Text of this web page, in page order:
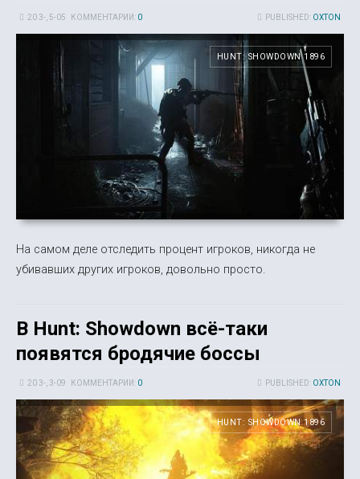
PUBLISHED: OXTON
20 3-, 5-05 КОММЕНТАРИИ: 0
HUNT: SHOWDOWN 1896
На самом деле отследить процент игроков, никогда не
убивавших других игроков, довольно просто.
В Hunt: Showdown всё-таки
появятся бродячие боссы
PUBLISHED: OXTON
20 3-, 3-09 КОММЕНТАРИИ: 0
HUNT: SHOWDOWN 1896